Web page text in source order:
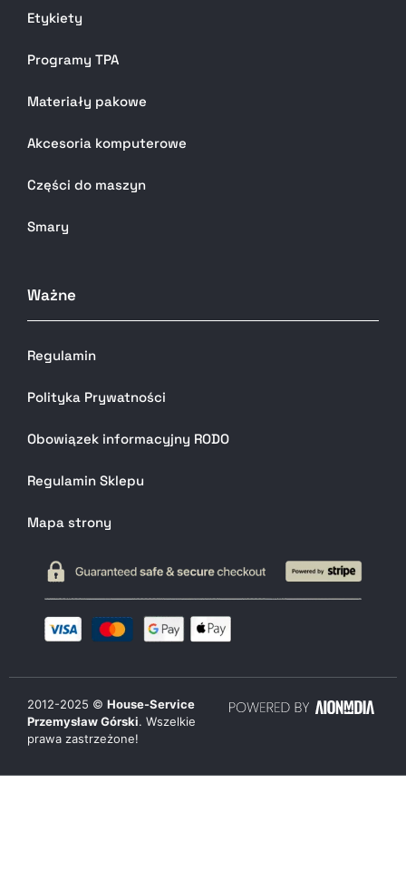
Etykiety
Programy TPA
Materiały pakowe
Akcesoria komputerowe
Części do maszyn
Smary
Ważne
Regulamin
Polityka Prywatności
Obowiązek informacyjny RODO
Regulamin Sklepu
Mapa strony
2012-2025 © House-Service
Przemysław Górski. Wszelkie
prawa zastrzeżone!